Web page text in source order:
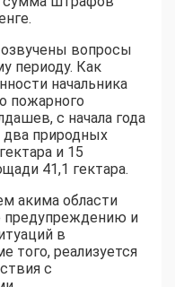
вопросы
периоду. Как
начальника
пожарного
с начала года
два природных
и 15
41,1 гектара.
акима области
предупреждению и
в
того, реализуется
с